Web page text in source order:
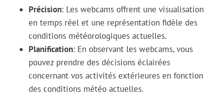
Précision: Les webcams offrent une visualisation
en temps réel et une représentation fidèle des
conditions météorologiques actuelles.
Planification: En observant les webcams, vous
pouvez prendre des décisions éclairées
concernant vos activités extérieures en fonction
des conditions météo actuelles.